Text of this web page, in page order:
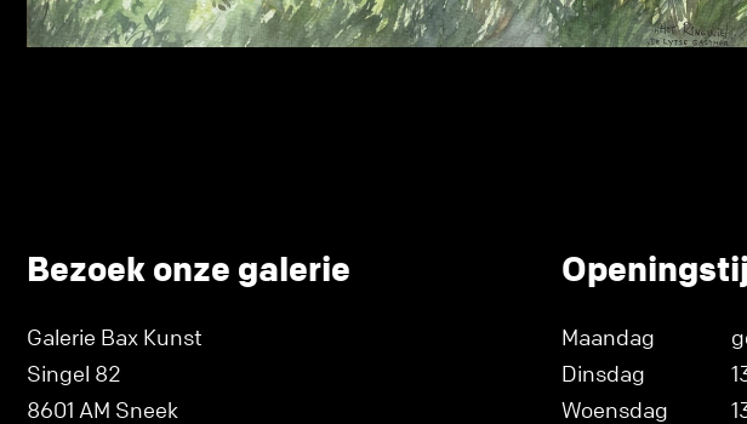
Bezoek onze galerie
Galerie Bax Kunst
Singel 82
8601 AM Sneek
Maandag
Dinsdag
Woensdag